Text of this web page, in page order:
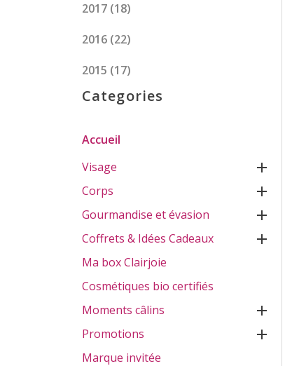
2017 (18)
2016 (22)
2015 (17)
Categories
Accueil
Visage

Corps 
Gourmandise et évasion 
Coffrets & Idées Cadeaux 
Ma box Clairjoie
Cosmétiques bio certifiés
Moments câlins

Promotions 
Marque invitée